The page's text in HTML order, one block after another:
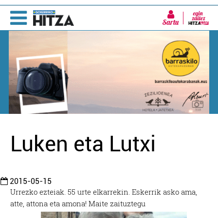
Sartu
Luken eta Lutxi
2015-05-15
Urrezko ezteiak. 55 urte elkarrekin. Eskerrik asko ama,
atte, attona eta amona! Maite zaituztegu